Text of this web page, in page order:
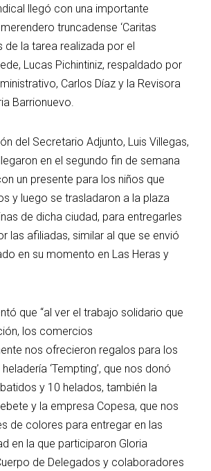
llegó con una importante
truncadense ‘Caritas
de la tarea realizada por el
Lucas Pichintiniz, respaldado por
Carlos Díaz y la Revisora
Barrionuevo.
del Secretario Adjunto, Luis Villegas,
en el segundo fin de semana
un presente para los niños que
y luego se trasladaron a la plaza
de dicha ciudad, para entregarles
las afiliadas, similar al que se envió
en su momento en Las Heras y
que “al ver el trabajo solidario que
los comercios
nos ofrecieron regalos para los
‘Tempting’, que nos donó
y 10 helados, también la
y la empresa Copesa, que nos
de colores para entregar en las
en la que participaron Gloria
de Delegados y colaboradores